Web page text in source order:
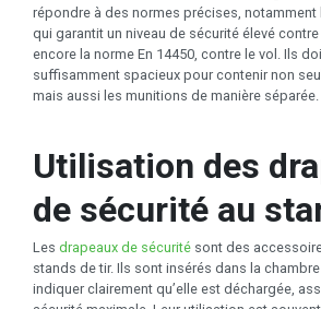
répondre à des normes précises, notamment
qui garantit un niveau de sécurité élevé
encore la norme En 14450, contre le vol. Ils
suffisamment spacieux pour contenir non
mais aussi les munitions de manière séparée.
Utilisation des
de sécurité au
Les drapeaux de sécurité sont des
stands de tir. Ils sont insérés dans la
indiquer clairement qu’elle est déchargée,